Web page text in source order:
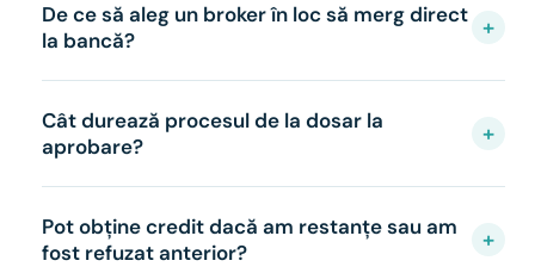
De ce să aleg un broker în loc să merg direct
la bancă?
+
Cât durează procesul de la dosar la
aprobare?
+
Pot obține credit dacă am restanțe sau am
fost refuzat anterior?
+